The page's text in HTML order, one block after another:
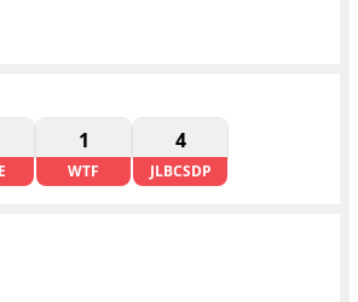
1
WTF
4
JLBCSDP